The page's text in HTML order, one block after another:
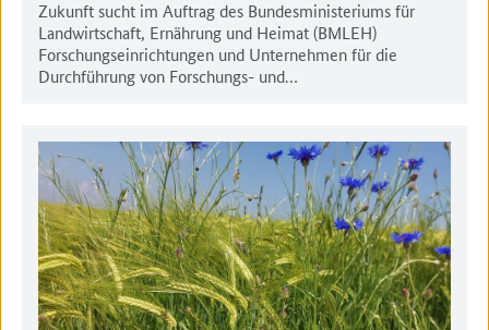
Zukunft sucht im Auftrag des Bundesministeriums für
Landwirtschaft, Ernährung und Heimat (BMLEH)
Forschungseinrichtungen und Unternehmen für die
Durchführung von Forschungs- und…